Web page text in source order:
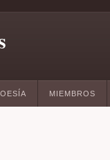
MIEMBROS